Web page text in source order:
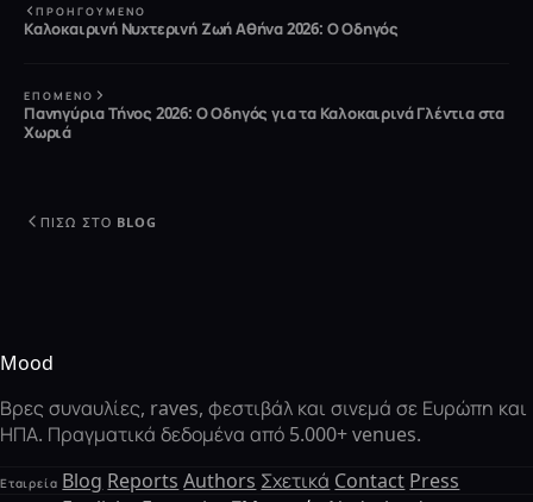
ΠΡΟΗΓΟΎΜΕΝΟ
Καλοκαιρινή Νυχτερινή Ζωή Αθήνα 2026: Ο Οδηγός
ΕΠΌΜΕΝΟ
Πανηγύρια Τήνος 2026: Ο Οδηγός για τα Καλοκαιρινά Γλέντια στα
Χωριά
ΠΊΣΩ ΣΤΟ BLOG
Mood
Βρες συναυλίες, raves, φεστιβάλ και σινεμά σε Ευρώπη και
ΗΠΑ. Πραγματικά δεδομένα από 5.000+ venues.
Εταιρεία Blog Reports Authors Σχετικά Contact Press